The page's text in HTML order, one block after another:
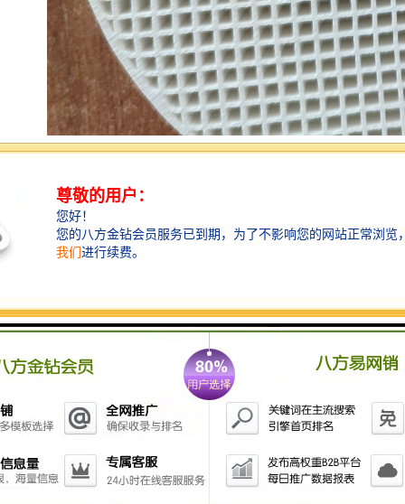
在熔化炉中所有的氧化物及化物都会以渣的形式流离于
铁（铝）水中。当它们的直径大于0.1mm时上浮很快，
可以通过正常扒渣去除；当直径小于0.09mm，尤其在
0.002mm左右时，这样子的杂质上浮慢，并且上升速度
不受自重制约，而是受铁（铝）水具有黏性这一特点制